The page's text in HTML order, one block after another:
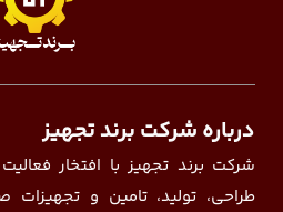
درباره شرکت برند تجهیز
شرکت برند تجهیز با افتخار
طراحی، تولید، تامین و تجهیزات